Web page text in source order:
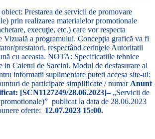
Prestarea de servicii de promovare
prin realizarea materialelor promotionale
execuţie, etc.) care vor respecta
Vizuală a programului. Concepţia grafică va fi
prestatori, respectând cerinţele Autoritatii
cu aceasta. NOTA: Specificatiile tehnice
in Caietul de Sarcini. Modul de desfasurare al
informatii suplimentare puteti accesa site-ul:
de participare simplificate / numar Anunt
[SCN1127249/28.06.2023]– „Servicii de
publicat la data de 28.06.2023
oferte: 12.07.2023 15:00.